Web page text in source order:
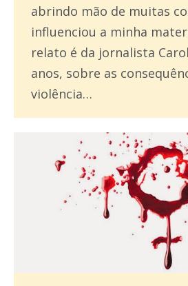
abrindo mão de muitas
influenciou a minha
relato é da jornalista
anos, sobre as
violência…